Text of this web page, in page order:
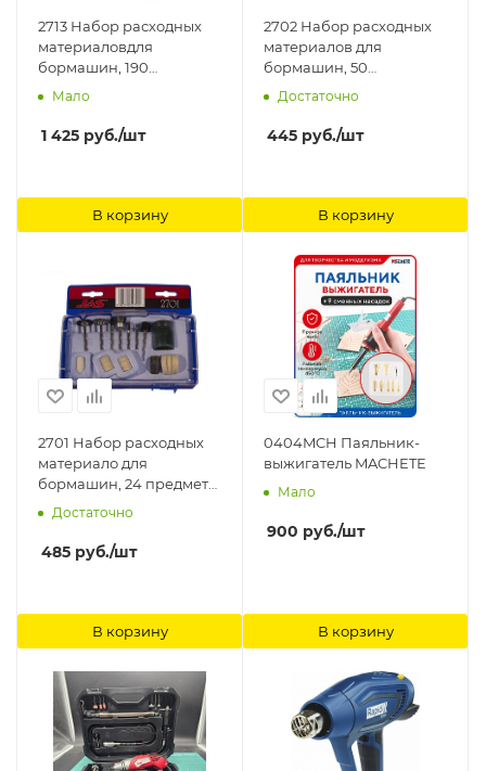
2713 Набор расходных
материаловдля
бормашин, 190
предметов Jas
Мало
1 425 руб./шт
В корзину
2702 Набор расходных
материалов для
бормашин, 50
предметов Jas
Достаточно
445 руб./шт
В корзину
2701 Набор расходных
материало для
бормашин, 24 предмета
JasДостаточно
485 руб./шт
В корзину
0404MCH Паяльник-
выжигатель MACHETE
Мало
900 руб./шт
В корзину